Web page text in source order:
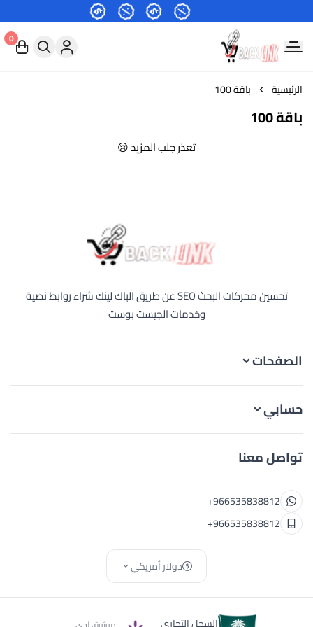
اعلانات الباك لينك-شراء روابط نصية
0
الرئيسية باقة 100
باقة 100
تعذر جلب المزيد 😢
تحسين محركات البحث SEO عن طريق الباك لينك شراء روابط نصية
وخدمات الجيست بوست
الصفحات
حسابي
تواصل معنا
+966535838812
+966535838812
دولار أمريكي
السجل التجاري